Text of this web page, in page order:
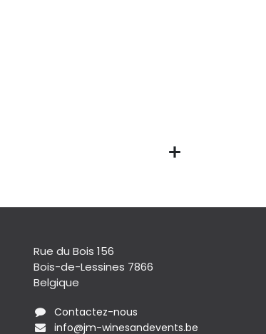
Rue du Bois 156
Bois-de-Lessines 7866
Belgique
Contactez-nous
info@jm-winesandevents.be